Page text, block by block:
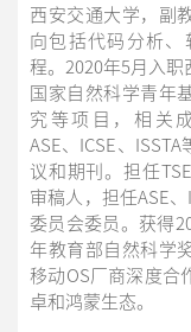
西安交通大学，副
向包括代码分析
程。2020年5月入
国家自然科学青年
究等项目，相关
ASE、ICSE、
议和期刊。担任
审稿人，担任ASE
委员会委员。获得
年教育部自然科学
移动OS厂商深度合
卓和鸿蒙生态。